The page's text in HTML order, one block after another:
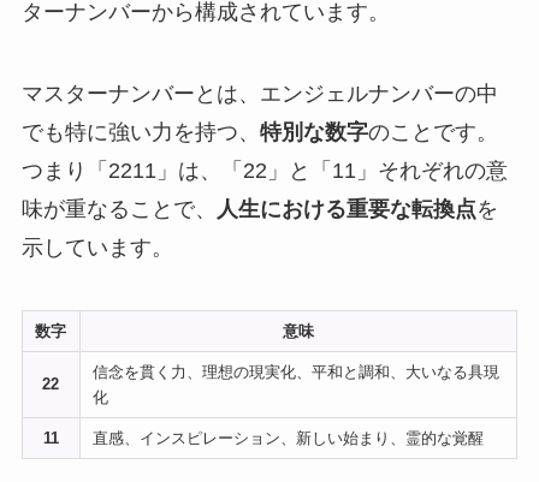
ターナンバーから構成されています。
マスターナンバーとは、エンジェルナンバーの中
でも特に強い力を持つ、 特別な数字のことです。
つまり「2211」は、「22」と「11」それぞれの意
味が重なることで、
人生における重要な転換点を
示しています。
数字 意味
22
信念を貫く力、理想の現実化、平和と調和、大いなる具現
化
11 直感、インスピレーション、新しい始まり、霊的な覚醒